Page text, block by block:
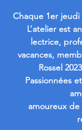
Chaque 1er jeudi
L’atelier est
lectrice,
vacances,
Rossel
Passionnées
amoureux